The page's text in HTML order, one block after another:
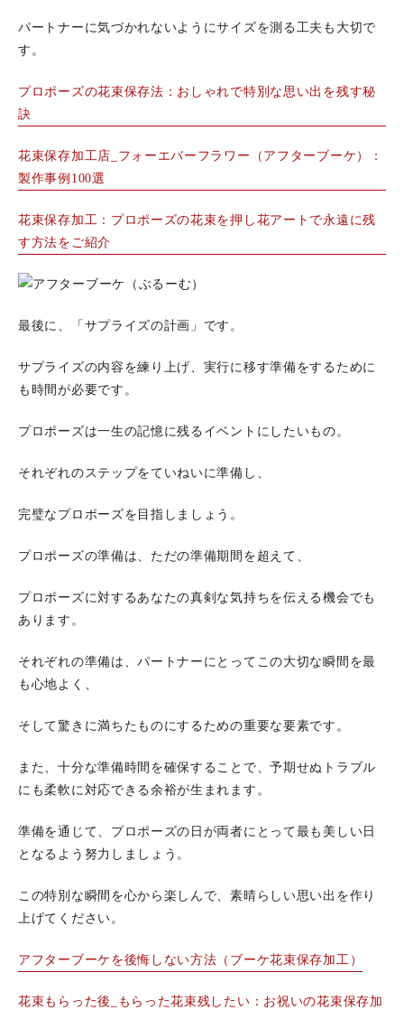
パートナーに気づかれないようにサイズを測る工夫も大切で
す。
プロポーズの花束保存法：おしゃれで特別な思い出を残す秘
訣
花束保存加工店_フォーエバーフラワー（アフターブーケ）：
製作事例100選
花束保存加工：プロポーズの花束を押し花アートで永遠に残
す方法をご紹介
最後に、「サプライズの計画」です。
サプライズの内容を練り上げ、実行に移す準備をするために
も時間が必要です。
プロポーズは一生の記憶に残るイベントにしたいもの。
それぞれのステップをていねいに準備し、
完璧なプロポーズを目指しましょう。
プロポーズの準備は、ただの準備期間を超えて、
プロポーズに対するあなたの真剣な気持ちを伝える機会でも
あります。
それぞれの準備は、パートナーにとってこの大切な瞬間を最
も心地よく、
そして驚きに満ちたものにするための重要な要素です。
また、十分な準備時間を確保することで、予期せぬトラブル
にも柔軟に対応できる余裕が生まれます。
準備を通じて、プロポーズの日が両者にとって最も美しい日
となるよう努力しましょう。
この特別な瞬間を心から楽しんで、素晴らしい思い出を作り
上げてください。
アフターブーケを後悔しない方法（ブーケ花束保存加工）
花束もらった後_もらった花束残したい：お祝いの花束保存加